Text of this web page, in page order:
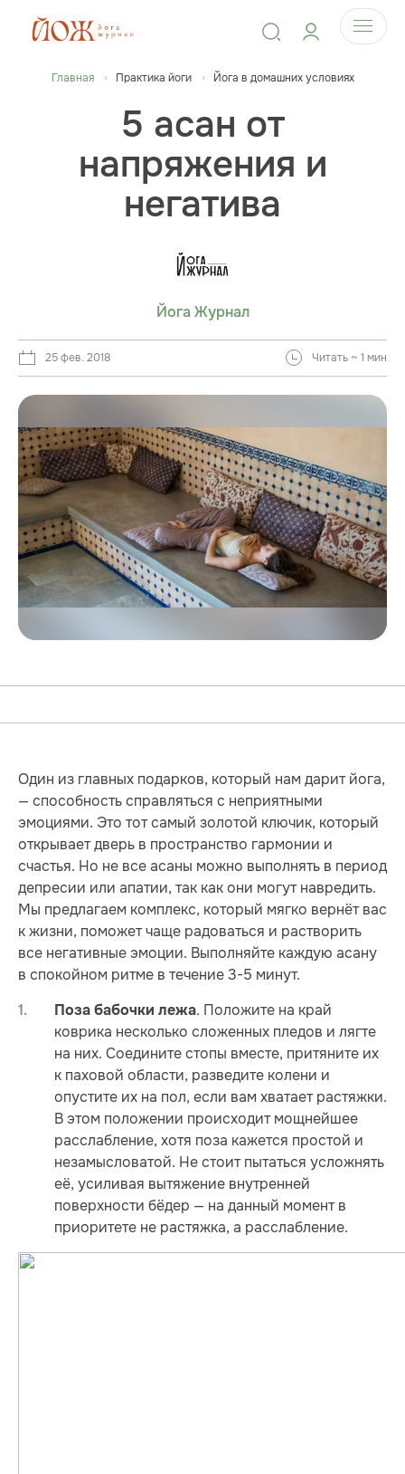
Главная Практика йоги Йога в домашних условиях
5 асан от
напряжения и
негатива
Йога Журнал
25 фев. 2018 Читать ~ 1 мин
Один из главных подарков, который нам дарит йога,
— способность справляться с неприятными
эмоциями. Это тот самый золотой ключик, который
открывает дверь в пространство гармонии и
счастья. Но не все асаны можно выполнять в период
депресии или апатии, так как они могут навредить.
Мы предлагаем комплекс, который мягко вернёт вас
к жизни, поможет чаще радоваться и растворить
все негативные эмоции. Выполняйте каждую асану
в спокойном ритме в течение 3-5 минут.
Поза бабочки лежа. Положите на край
коврика несколько сложенных пледов и лягте
на них. Соедините стопы вместе, притяните их
к паховой области, разведите колени и
опустите их на пол, если вам хватает растяжки.
В этом положении происходит мощнейшее
расслабление, хотя поза кажется простой и
незамысловатой. Не стоит пытаться усложнять
её, усиливая вытяжение внутренней
поверхности бёдер — на данный момент в
приоритете не растяжка, а расслабление.